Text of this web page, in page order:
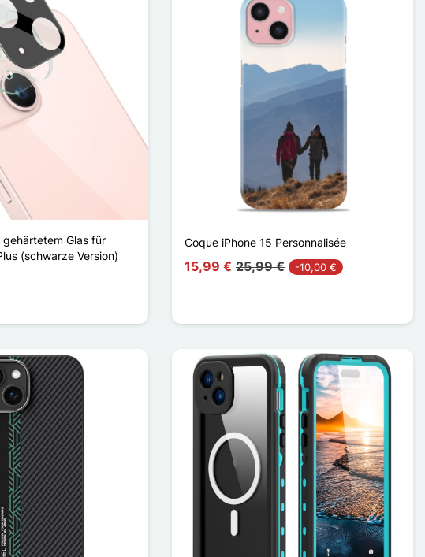
gehärtetem Glas für
(schwarze Version)
Coque iPhone 15 Personnalisée
15,99 € 25,99 € -10,00 €